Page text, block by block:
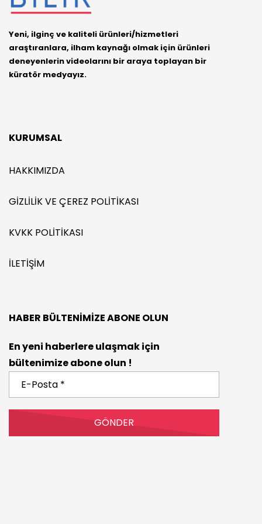
Yeni, ilginç ve kaliteli ürünleri/hizmetleri
araştıranlara, ilham kaynağı olmak için ürünleri
deneyenlerin videolarını bir araya toplayan bir
küratör medyayız.
KURUMSAL
HAKKIMIZDA
GIZLILIK VE ÇEREZ POLITIKASI
KVKK POLITIKASI
İLETIŞIM
HABER BÜLTENIMIZE ABONE OLUN
En yeni haberlere ulaşmak için
bültenimize abone olun !
Posta
*